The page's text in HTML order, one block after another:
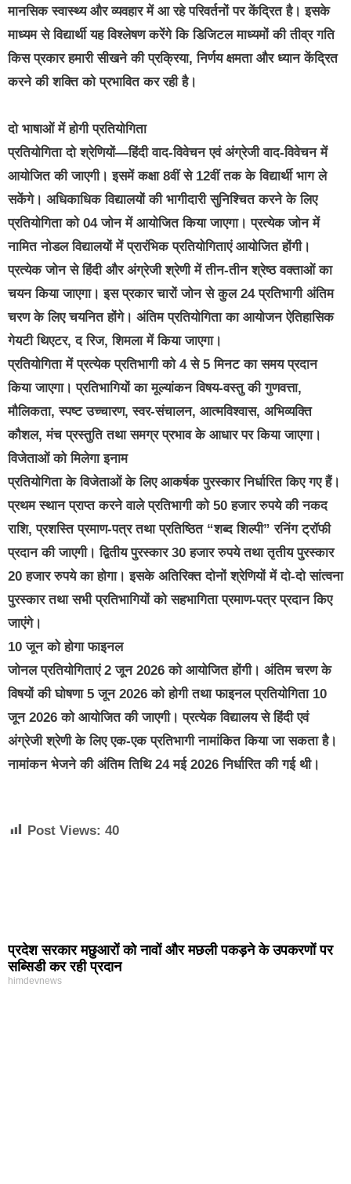
मानसिक स्वास्थ्य और व्यवहार में आ रहे परिवर्तनों पर केंद्रित है। इसके
माध्यम से विद्यार्थी यह विश्लेषण करेंगे कि डिजिटल माध्यमों की तीव्र गति
किस प्रकार हमारी सीखने की प्रक्रिया, निर्णय क्षमता और ध्यान केंद्रित
करने की शक्ति को प्रभावित कर रही है।
दो भाषाओं में होगी प्रतियोगिता
प्रतियोगिता दो श्रेणियों—हिंदी वाद-विवेचन एवं अंग्रेजी वाद-विवेचन में
आयोजित की जाएगी। इसमें कक्षा 8वीं से 12वीं तक के विद्यार्थी भाग ले
सकेंगे। अधिकाधिक विद्यालयों की भागीदारी सुनिश्चित करने के लिए
प्रतियोगिता को 04 जोन में आयोजित किया जाएगा। प्रत्येक जोन में
नामित नोडल विद्यालयों में प्रारंभिक प्रतियोगिताएं आयोजित होंगी।
प्रत्येक जोन से हिंदी और अंग्रेजी श्रेणी में तीन-तीन श्रेष्ठ वक्ताओं का
चयन किया जाएगा। इस प्रकार चारों जोन से कुल 24 प्रतिभागी अंतिम
चरण के लिए चयनित होंगे। अंतिम प्रतियोगिता का आयोजन ऐतिहासिक
गेयटी थिएटर, द रिज, शिमला में किया जाएगा।
प्रतियोगिता में प्रत्येक प्रतिभागी को 4 से 5 मिनट का समय प्रदान
किया जाएगा। प्रतिभागियों का मूल्यांकन विषय-वस्तु की गुणवत्ता,
मौलिकता, स्पष्ट उच्चारण, स्वर-संचालन, आत्मविश्वास, अभिव्यक्ति
कौशल, मंच प्रस्तुति तथा समग्र प्रभाव के आधार पर किया जाएगा।
विजेताओं को मिलेगा इनाम
प्रतियोगिता के विजेताओं के लिए आकर्षक पुरस्कार निर्धारित किए गए हैं।
प्रथम स्थान प्राप्त करने वाले प्रतिभागी को 50 हजार रुपये की नकद
राशि, प्रशस्ति प्रमाण-पत्र तथा प्रतिष्ठित “शब्द शिल्पी” रनिंग ट्रॉफी
प्रदान की जाएगी। द्वितीय पुरस्कार 30 हजार रुपये तथा तृतीय पुरस्कार
20 हजार रुपये का होगा। इसके अतिरिक्त दोनों श्रेणियों में दो-दो सांत्वना
पुरस्कार तथा सभी प्रतिभागियों को सहभागिता प्रमाण-पत्र प्रदान किए
जाएंगे।
10 जून को होगा फाइनल
जोनल प्रतियोगिताएं 2 जून 2026 को आयोजित होंगी। अंतिम चरण के
विषयों की घोषणा 5 जून 2026 को होगी तथा फाइनल प्रतियोगिता 10
जून 2026 को आयोजित की जाएगी। प्रत्येक विद्यालय से हिंदी एवं
अंग्रेजी श्रेणी के लिए एक-एक प्रतिभागी नामांकित किया जा सकता है।
नामांकन भेजने की अंतिम तिथि 24 मई 2026 निर्धारित की गई थी।
Post Views: 40
प्रदेश सरकार मछुआरों को नावों और मछली पकड़ने के उपकरणों पर
सब्सिडी कर रही प्रदान
himdevnews